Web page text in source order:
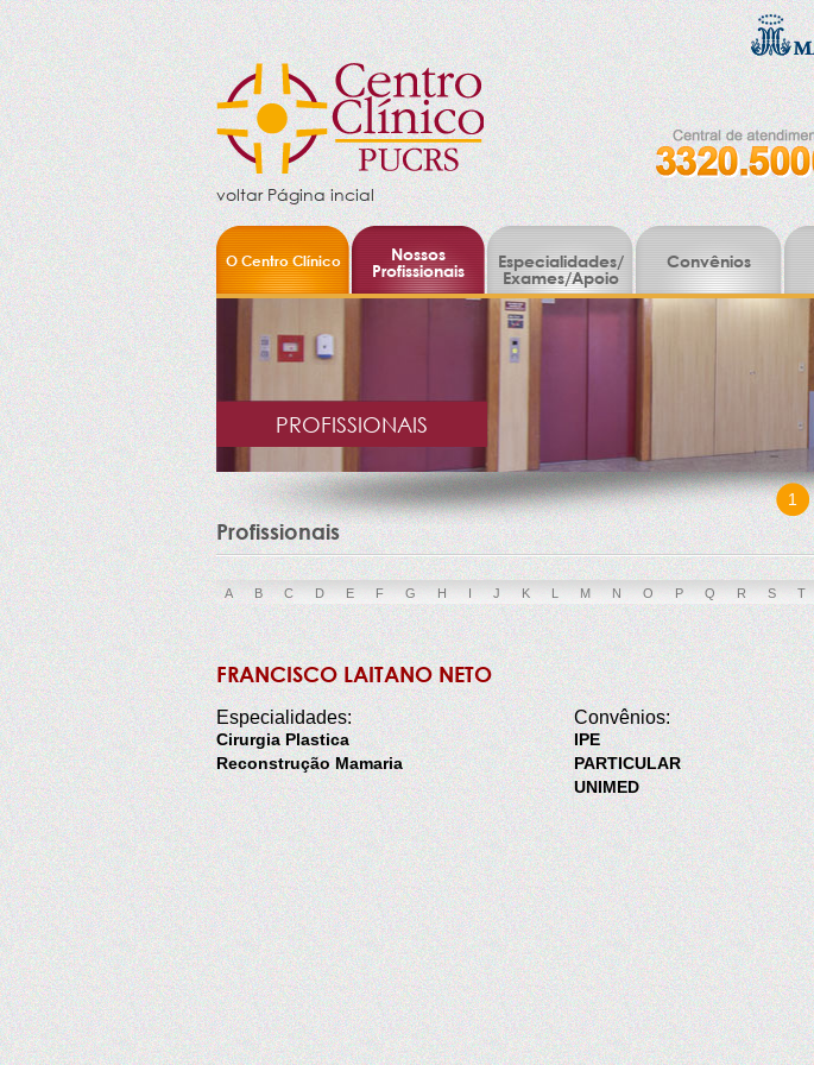
voltar Página incial
O Centro Clínico
Nossos
Profissionais
Especialidades/
Exames/Apoio
Convênios
PROFISSIONAIS
1
Profissionais
A B C D E F G H I J K L M N O P Q R S T
FRANCISCO LAITANO NETO
Especialidades:
Cirurgia Plastica
Reconstrução Mamaria
Convênios:
IPE
PARTICULAR
UNIMED